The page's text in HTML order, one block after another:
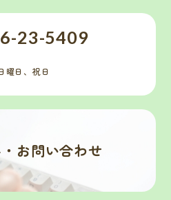
23-5409
曜日、祝日
お問い合わせ